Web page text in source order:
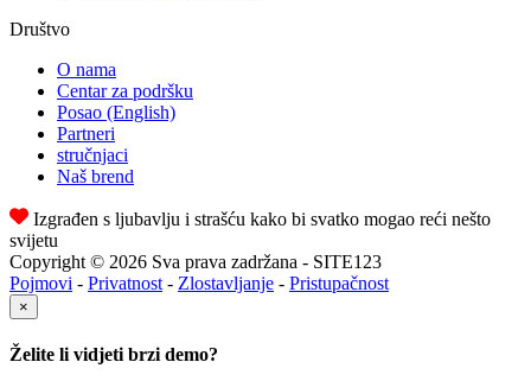
Društvo
O nama
Centar za podršku
Posao (English)
Partneri
stručnjaci
Naš brend
Izgrađen s ljubavlju i strašću kako bi svatko mogao reći nešto
svijetu
Copyright © 2026 Sva prava zadržana - SITE123
Pojmovi - Privatnost - Zlostavljanje - Pristupačnost
×
Želite li vidjeti brzi demo?